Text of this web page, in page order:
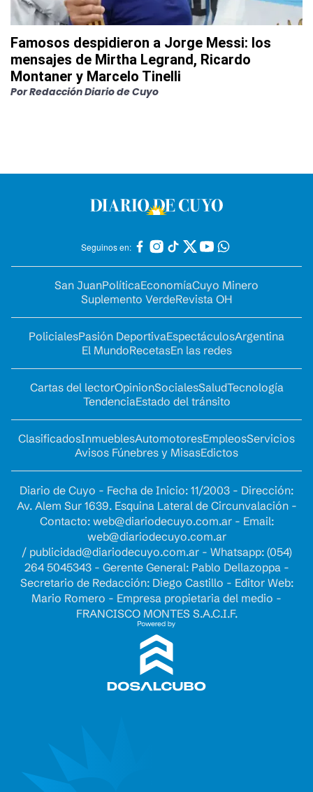
Famosos despidieron a Jorge Messi: los
mensajes de Mirtha Legrand, Ricardo
Montaner y Marcelo Tinelli
PorRedacción Diario de Cuyo
Seguinos en:
San JuanPolíticaEconomíaCuyo Minero
Suplemento VerdeRevista OH
PolicialesPasión DeportivaEspectáculosArgentina
El MundoRecetasEn las redes
Cartas del lectorOpinionSocialesSaludTecnología
TendenciaEstado del tránsito
ClasificadosInmueblesAutomotoresEmpleosServicios
Avisos Fúnebres y MisasEdictos
Diario de Cuyo - Fecha de Inicio: 11/2003 - Dirección:
Av. Alem Sur 1639. Esquina Lateral de Circunvalación -
Contacto: web@diariodecuyo.com.ar- Email:
web@diariodecuyo.com.ar
/ publicidad@diariodecuyo.com.ar- Whatsapp: (054)
264 5045343 - Gerente General: Pablo Dellazoppa -
Secretario de Redacción: Diego Castillo - Editor Web:
Mario Romero - Empresa propietaria del medio -
FRANCISCO MONTES S.A.C.I.F.